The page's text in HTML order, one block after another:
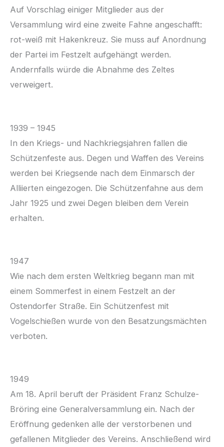
Auf Vorschlag einiger Mitglieder aus der
Versammlung wird eine zweite Fahne angeschafft:
rot-weiß mit Hakenkreuz. Sie muss auf Anordnung
der Partei im Festzelt aufgehängt werden.
Andernfalls würde die Abnahme des Zeltes
verweigert.
1939 – 1945
In den Kriegs- und Nachkriegsjahren fallen die
Schützenfeste aus. Degen und Waffen des Vereins
werden bei Kriegsende nach dem Einmarsch der
Alliierten eingezogen. Die Schützenfahne aus dem
Jahr 1925 und zwei Degen bleiben dem Verein
erhalten.
1947
Wie nach dem ersten Weltkrieg begann man mit
einem Sommerfest in einem Festzelt an der
Ostendorfer Straße. Ein Schützenfest mit
Vogelschießen wurde von den Besatzungsmächten
verboten.
1949
Am 18. April beruft der Präsident Franz Schulze-
Bröring eine Generalversammlung ein. Nach der
Eröffnung gedenken alle der verstorbenen und
gefallenen Mitglieder des Vereins. Anschließend wird